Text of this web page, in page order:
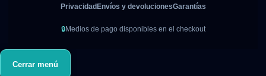
Privacidad Envíos y devolucionesGarantías
🔒Medios de pago disponibles en el checkout
Cerrar menú